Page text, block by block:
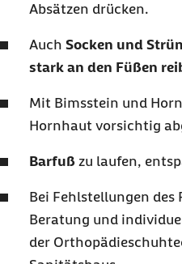
Absätzen drücken.
Auch Socken und
stark an den Füßen
Mit Bimsstein und
Hornhaut vorsichtig
Barfuß zu laufen,
Bei Fehlstellungen des
Beratung und
der